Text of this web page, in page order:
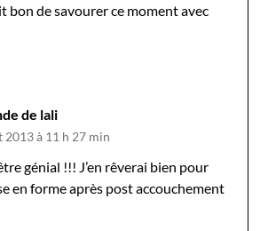
bon de savourer ce moment avec
de lali
2013 à 11 h 27 min
génial !!! J’en rêverai bien pour
en forme après post accouchement